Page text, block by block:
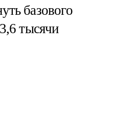
базового
тысячи